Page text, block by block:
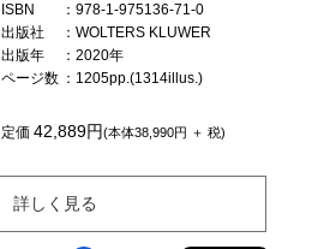
ISBN
：978-1-975136-71-0
出版社
：WOLTERS KLUWER
出版年
：2020年
ページ数 ：1205pp.(1314illus.)
定価42,889円(本体38,990円 ＋ 税)
詳しく見る